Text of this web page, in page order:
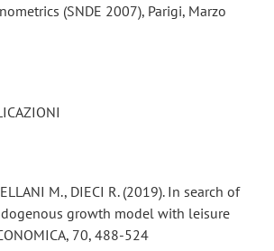
(SNDE 2007), Parigi, Marzo
M., DIECI R. (2019). In search of
growth model with leisure
70, 488-524